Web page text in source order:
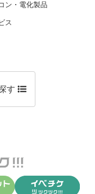
ン・電化製品
ス
す